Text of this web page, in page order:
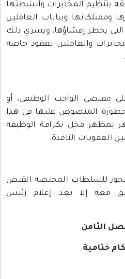
بتنظيم المخابرات وأنشطتها
وممتلكاتها وبيانات العاملين
يحظر إفشاؤها، ويسري ذلك
والعاملين بعقود خاصة
مقتضى الواجب الوظيفي، أو
المنصوص عليها في هذا
بمظهر مخل بكرامة الوظيفة
العقوبات النافذة.
يجوز للسلطات المختصة القبض
معه إلا بعد إعلام رئيس
الثامن
ختامية